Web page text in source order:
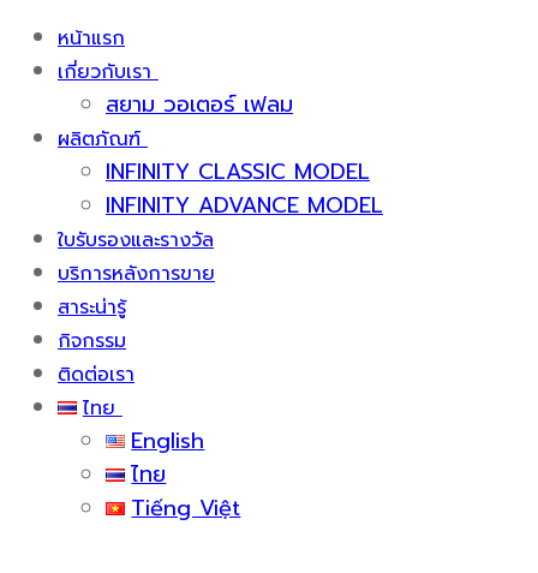
หน้าแรก
เกี่ยวกับเรา
สยาม วอเตอร์ เฟลม
ผลิตภัณฑ์
INFINITY CLASSIC MODEL
INFINITY ADVANCE MODEL
ใบรับรองและรางวัล
บริการหลังการขาย
สาระน่ารู้
กิจกรรม
ติดต่อเรา
ไทย
English
ไทย
Tiếng Việt